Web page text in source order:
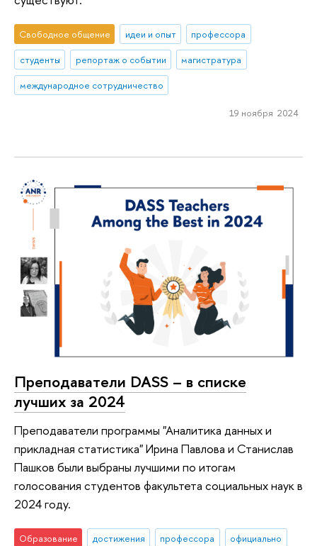
Свободное общение идеи и опыт
профессора
студенты
репортаж о событии
магистратура
международное сотрудничество
19 ноября 2024
Преподаватели DASS – в списке
лучших за 2024
Преподаватели программы "Аналитика данных и
прикладная статистика" Ирина Павлова и Станислав
Пашков были выбраны лучшими по итогам
голосования студентов факультета социальных наук в
2024 году.
Образование достижения профессора
официально